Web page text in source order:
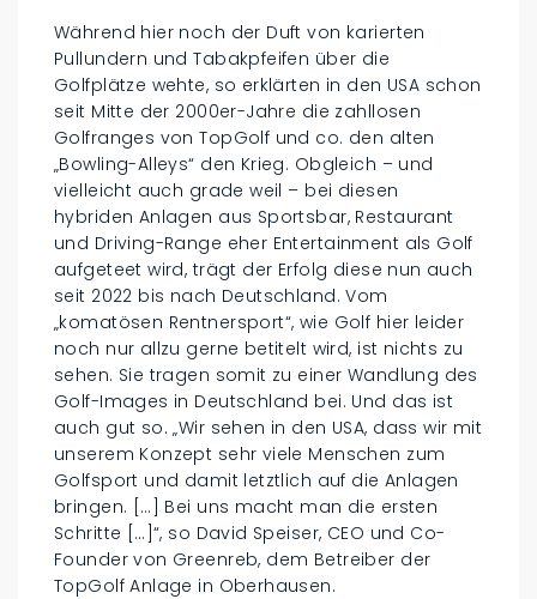
Während hier noch der Duft von karierten
Pullundern und Tabakpfeifen über die
Golfplätze wehte, so erklärten in den USA schon
seit Mitte der 2000er-Jahre die zahllosen
Golfranges von TopGolf und co. den alten
„Bowling-Alleys“ den Krieg. Obgleich – und
vielleicht auch grade weil – bei diesen
hybriden Anlagen aus Sportsbar, Restaurant
und Driving-Range eher Entertainment als Golf
aufgeteet wird, trägt der Erfolg diese nun auch
seit 2022 bis nach Deutschland. Vom
„komatösen Rentnersport“, wie Golf hier leider
noch nur allzu gerne betitelt wird, ist nichts zu
sehen. Sie tragen somit zu einer Wandlung des
Golf-Images in Deutschland bei. Und das ist
auch gut so. „Wir sehen in den USA, dass wir mit
unserem Konzept sehr viele Menschen zum
Golfsport und damit letztlich auf die Anlagen
bringen. […] Bei uns macht man die ersten
Schritte […]“, so David Speiser, CEO und Co-
Founder von Greenreb, dem Betreiber der
TopGolf Anlage in Oberhausen.